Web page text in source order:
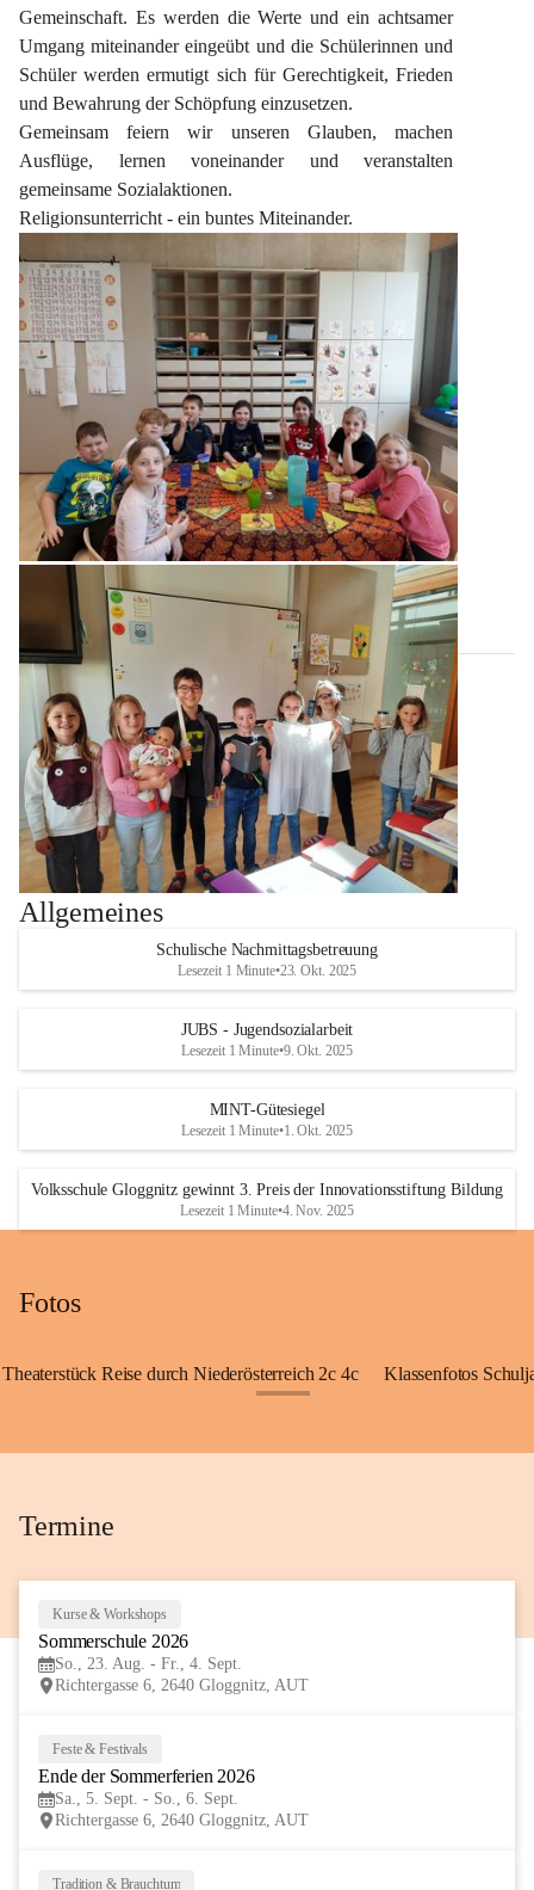
Gemeinschaft. Es werden die Werte und ein achtsamer
Umgang miteinander eingeübt und die Schülerinnen und
Schüler werden ermutigt sich für Gerechtigkeit, Frieden
und Bewahrung der Schöpfung einzusetzen.
Gemeinsam feiern wir unseren Glauben, machen
Ausflüge, lernen voneinander und veranstalten
gemeinsame Sozialaktionen.
Religionsunterricht - ein buntes Miteinander.
Allgemeines
Schulische Nachmittagsbetreuung
Lesezeit 1 Minute•23. Okt. 2025
JUBS - Jugendsozialarbeit
Lesezeit 1 Minute•9. Okt. 2025
MINT-Gütesiegel
Lesezeit 1 Minute•1. Okt. 2025
Volksschule Gloggnitz gewinnt 3. Preis der Innovationsstiftung Bildung
Lesezeit 1 Minute•4. Nov. 2025
Fotos
Theaterstück Reise durch Niederösterreich 2c 4c Klassenfotos
Termine
Kurse & Workshops
Sommerschule 2026
So., 23. Aug. - Fr., 4. Sept.
Richtergasse 6, 2640 Gloggnitz, AUT
Feste & Festivals
Ende der Sommerferien 2026
Sa., 5. Sept. - So., 6. Sept.
Richtergasse 6, 2640 Gloggnitz, AUT
Tradition & Brauchtum